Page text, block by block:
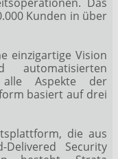
Kunden in über
einzigartige Vision
alle Aspekte der
basiert auf drei
die aus
Delivered Security